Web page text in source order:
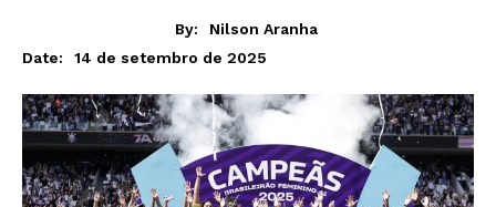
By:
Nilson Aranha
Date:
14 de setembro de 2025